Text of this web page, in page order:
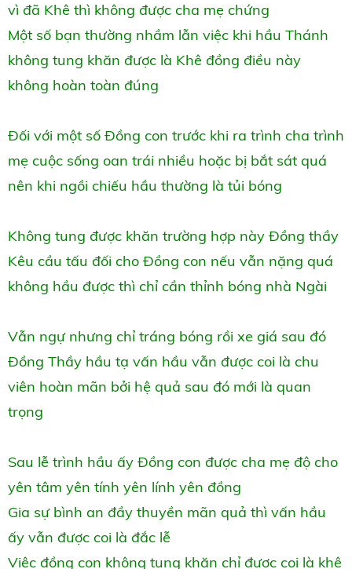
vì đã Khê thì không được cha mẹ chứng
Một số bạn thường nhầm lẫn việc khi hầu Thánh
không tung khăn được là Khê đồng điều này
không hoàn toàn đúng
Đối với một số Đồng con trước khi ra trình cha trình
mẹ cuộc sống oan trái nhiều hoặc bị bắt sát quá
nên khi ngồi chiếu hầu thường là tủi bóng
Không tung được khăn trường hợp này Đồng thầy
Kêu cầu tấu đối cho Đồng con nếu vẫn nặng quá
không hầu được thì chỉ cần thỉnh bóng nhà Ngài
Vẫn ngự nhưng chỉ tráng bóng rồi xe giá sau đó
Đồng Thầy hầu tạ vấn hầu vẫn được coi là chu
viên hoàn mãn bởi hệ quả sau đó mới là quan
trọng
Sau lễ trình hầu ấy Đồng con được cha mẹ độ cho
yên tâm yên tính yên lính yên đồng
Gia sự bình an đầy thuyền mãn quả thì vấn hầu
ấy vẫn được coi là đắc lễ
Việc đồng con không tung khăn chỉ được coi là khê